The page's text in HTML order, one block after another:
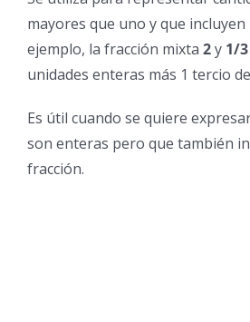
mayores que uno y que
ejemplo, la fracción mixta 2y 1/3
unidades enteras más 1 tercio
Es útil cuando se quiere
son enteras pero que también
fracción.